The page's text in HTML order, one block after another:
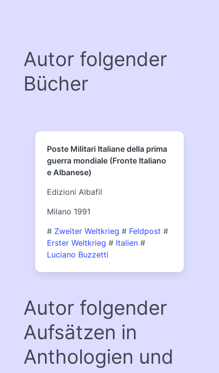
Autor folgender
Bücher
Poste Militari Italiane della prima
guerra mondiale (Fronte Italiano
e Albanese)
Edizioni Albafil
Milano 1991
# Zweiter Weltkrieg # Feldpost #
Erster Weltkrieg # Italien #
Luciano Buzzetti
Autor folgender
Aufsätzen in
Anthologien und